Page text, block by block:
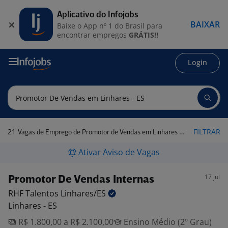
Login
21 Vagas de Emprego de Promotor de Vendas em Linhares - ES FILTRAR
Ativar Aviso de Vagas
Promotor De Vendas Internas 17 jul
RHF Talentos Linhares/ES
Linhares - ES
R$ 1.800,00 a R$ 2.100,00
Ensino Médio (2º Grau)
Aplicativo do Infojobs
Baixe o App nº 1 do Brasil para
encontrar empregos GRÁTIS!!
BAIXAR